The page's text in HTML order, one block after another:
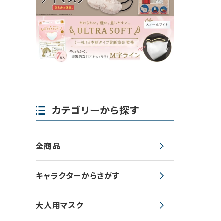
カテゴリーから探す
全商品
キャラクターからさがす
大人用マスク